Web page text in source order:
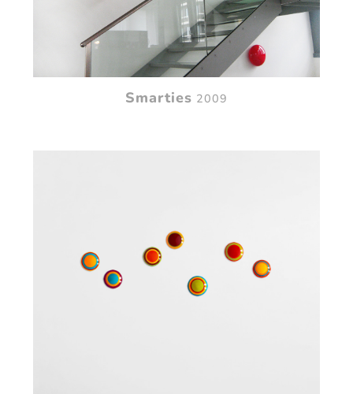
Smarties 2009